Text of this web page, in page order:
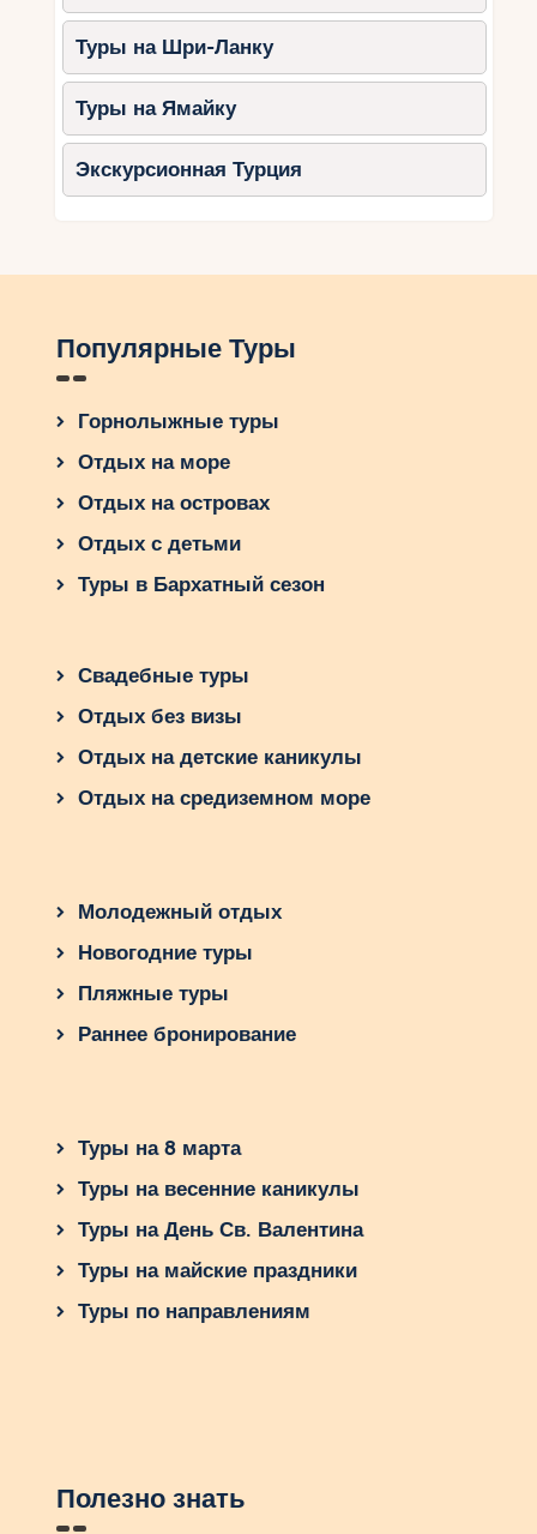
Туры на Шри-Ланку
Туры на Ямайку
Экскурсионная Турция
Популярные Туры
Горнолыжные туры
Отдых на море
Отдых на островах
Отдых с детьми
Туры в Бархатный сезон
Свадебные туры
Отдых без визы
Отдых на детские каникулы
Отдых на средиземном море
Молодежный отдых
Новогодние туры
Пляжные туры
Раннее бронирование
Туры на 8 марта
Туры на весенние каникулы
Туры на День Св. Валентина
Туры на майские праздники
Туры по направлениям
Полезно знать